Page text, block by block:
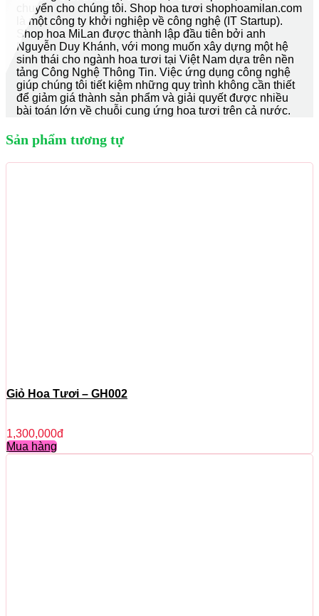
chuyển cho chúng tôi. Shop hoa tươi shophoamilan.com
là một công ty khởi nghiệp về công nghệ (IT Startup).
Shop hoa MiLan được thành lập đầu tiên bởi anh
Nguyễn Duy Khánh, với mong muốn xây dựng một hệ
sinh thái cho ngành hoa tươi tại Việt Nam dựa trên nền
tảng Công Nghệ Thông Tin. Việc ứng dụng công nghệ
giúp chúng tôi tiết kiệm những quy trình không cần thiết
để giảm giá thành sản phẩm và giải quyết được nhiều
bài toán lớn về chuỗi cung ứng hoa tươi trên cả nước.
Sản phẩm tương tự
Giỏ Hoa Tươi – GH002
1,300,000đ
Mua hàng